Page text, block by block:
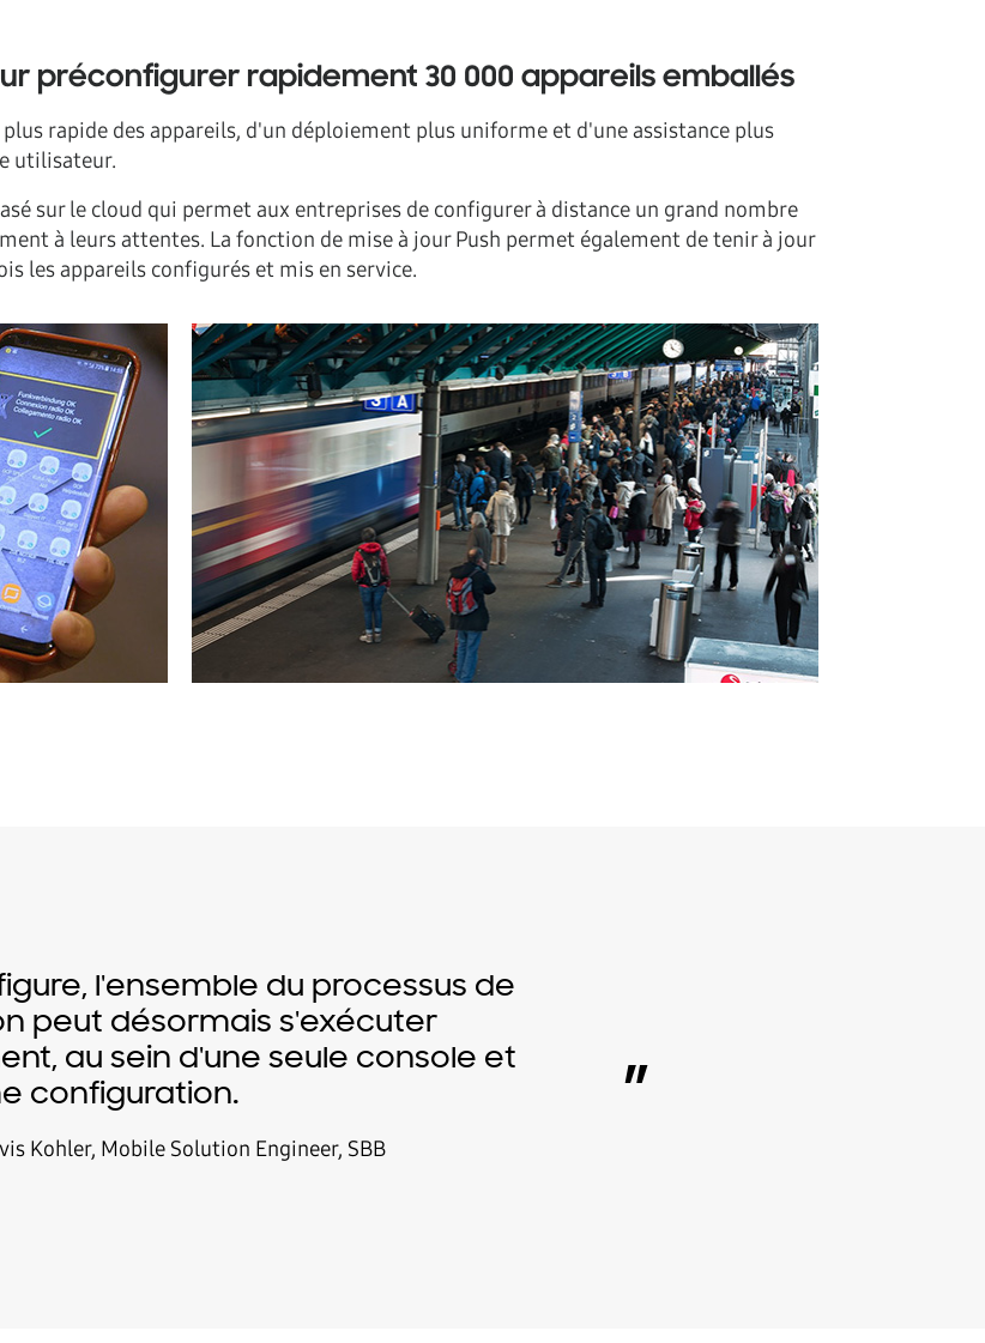
préconfigurer rapidement 30 000 appareils emballés
rapide des appareils, d'un déploiement plus uniforme et d'une assistance plus
utilisateur.
sur le cloud qui permet aux entreprises de configurer à distance un grand nombre
à leurs attentes. La fonction de mise à jour Push permet également de tenir à jour
les appareils configurés et mis en service.
l'ensemble du processus de
peut désormais s'exécuter
au sein d'une seule console et
configuration.
Kohler, Mobile Solution Engineer, SBB ”